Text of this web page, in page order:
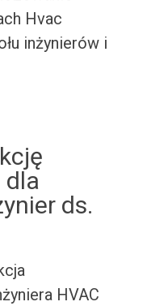
Hvac
inżynierów i
dla
ds.
HVAC